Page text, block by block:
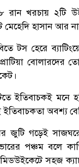
রান খরচায় ২টি
হাসান আর
টস হেরে
বোলারদের
ইতিবাচকই মনে
অবশ্য
জুটি গড়েই
পঞ্চম বলে
সহজ